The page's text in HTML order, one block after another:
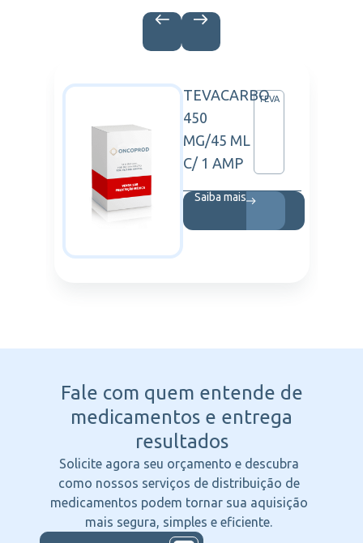
TEVACARBO
450
MG/45 ML
C/ 1 AMP
TEVA
Saiba mais
Fale com quem entende de
medicamentos e entrega
resultados
Solicite agora seu orçamento e descubra
como nossos serviços de distribuição de
medicamentos podem tornar sua aquisição
mais segura, simples e eficiente.